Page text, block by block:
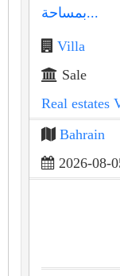
بمساحة...
Villa
Sale
Real estates
Bahrain
2026-08-